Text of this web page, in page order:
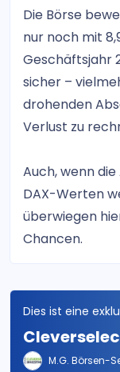
Die Börse
nur noch mit
Geschäftsjahr
sicher –
drohenden
Verlust zu
Auch, wenn
DAX-Werten
überwiegen
Chancen.
Dies ist eine
M.G. Börsen-